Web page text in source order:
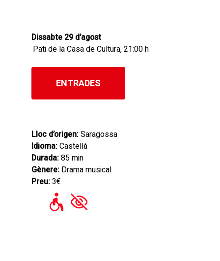
Dissabte 29 d’agost
Pati de la Casa de Cultura, 21:00 h
ENTRADES
Lloc d’origen:Saragossa
Idioma:Castellà
Durada:85 min
Gènere: Drama musical
Preu:3€